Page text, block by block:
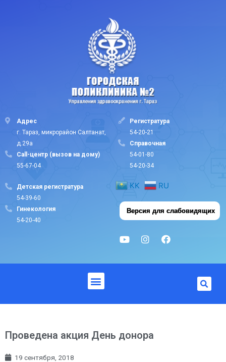
Адрес
г. Тараз, микрорайон Салтанат,
д.29а
Call-центр (вызов на дому)
55-67-04
Регистратура
54-20-21
Cправочная
54-01-80
54-20-34
Детская регистратура
54-39-60
Гинекология
54-20-40
KK RU
Версия для слабовидящих
Проведена акция День донора
19 сентября, 2018